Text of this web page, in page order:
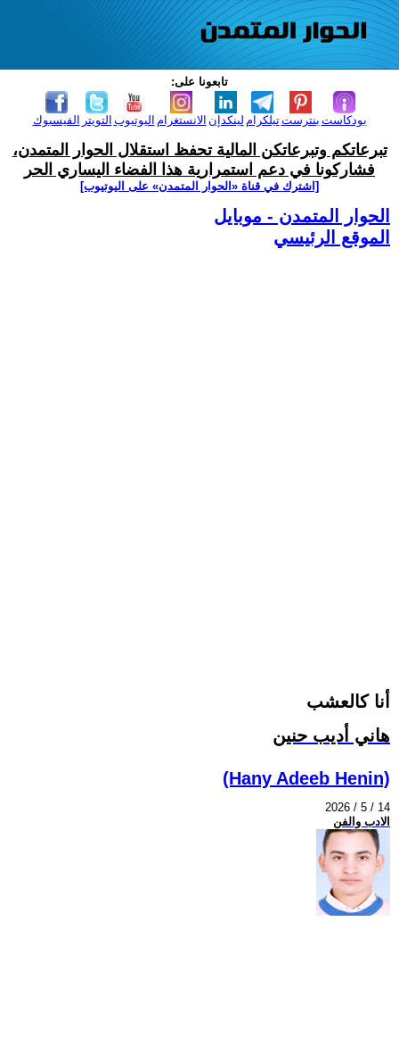
تابعونا على:
الفيسبوك التويتر اليوتيوب الانستغرام لينكدإن تيلكرامبنترست بودكاست
تبرعاتكم وتبرعاتكن المالية تحفظ استقلال الحوار المتمدن،
فشاركونا في دعم استمرارية هذا الفضاء اليساري الحر
[اشترك في قناة ‫«الحوار المتمدن» على اليوتيوب]
الحوار المتمدن - موبايل
الموقع الرئيسي
أنا كالعشب
هاني أديب حنين
(Hany Adeeb Henin)
2026 / 5 / 14
الادب والفن